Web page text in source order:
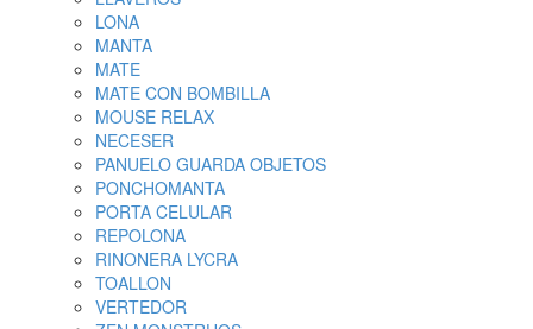
LONA
MANTA
MATE
MATE CON BOMBILLA
MOUSE RELAX
NECESER
PANUELO GUARDA OBJETOS
PONCHOMANTA
PORTA CELULAR
REPOLONA
RINONERA LYCRA
TOALLON
VERTEDOR